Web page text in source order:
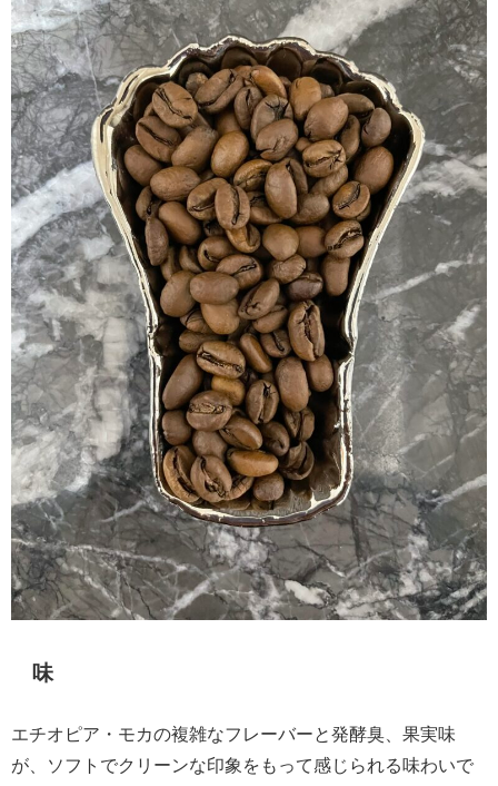
味
エチオピア・モカの複雑なフレーバーと発酵臭、果実味
が、ソフトでクリーンな印象をもって感じられる味わいで